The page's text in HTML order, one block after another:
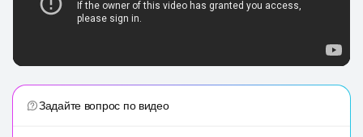
Задайте вопрос по видео